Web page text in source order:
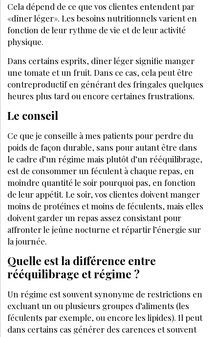
Cela dépend de ce que vos clientes entendent par
«dîner léger». Les besoins nutritionnels varient en
fonction de leur rythme de vie et de leur activité
physique.
Dans certains esprits, dîner léger signifie manger
une tomate et un fruit. Dans ce cas, cela peut être
contreproductif en générant des fringales quelques
heures plus tard ou encore certaines frustrations.
Le conseil
Ce que je conseille à mes patients pour perdre du
poids de façon durable, sans pour autant être dans
le cadre d’un régime mais plutôt d’un rééquilibrage,
est de consommer un féculent à chaque repas, en
moindre quantité le soir pourquoi pas, en fonction
de leur appétit. Le soir, vos clientes doivent manger
moins de protéines et moins de féculents, mais elles
doivent garder un repas ass
LA SUITE EST RÉSERVÉE
AUX ABONNÉS
Déjà abonné ? Se connecter
Accédez à tous nos articles et dossiers en
illimité